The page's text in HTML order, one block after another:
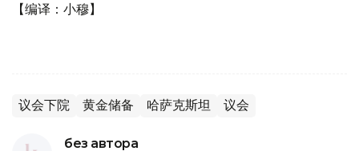
【编译：小穆】
议会下院 黄金储备 哈萨克斯坦 议会
без автора